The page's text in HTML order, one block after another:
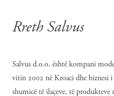
Rreth Salvus
Salvus d.o.o. është kompani
vitin 2002 në Kroaci dhe biznesi i
shumicë të ilaçeve, të produkteve